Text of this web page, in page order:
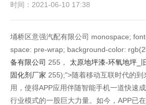
时间：2021-06-10 17:38
埇桥区意强汽配有限公司 monospace;
space: pre-wrap; background-color:
备有限公司 255， 太原地坪漆-环氧地坪_
固化剂厂家 255);">随着移动互联时代的
用，使得APP应用伴随智能手机一道快速
行业模式的一股巨大力量。如今，APP已